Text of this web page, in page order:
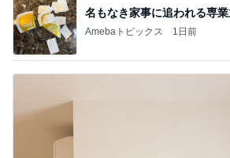
名もなき家事に追われる専
Amebaトピックス 1日前